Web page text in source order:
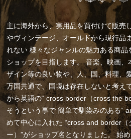
主に海外から、実用品を買付けて販売
やヴィンテージ、オールドから現行品
れない 様々なジャンルの魅力ある商品
ショップを目指します。音楽、映画、
ザイン等の良い物や、人、国、料理、
万国共通で、国境は存在しないと考え
から英語の“ cross border（cross the
そうという事で簡単で馴染みのある“
めて中心に入れた “cross and border
ー）”がショップ名となりました。始め